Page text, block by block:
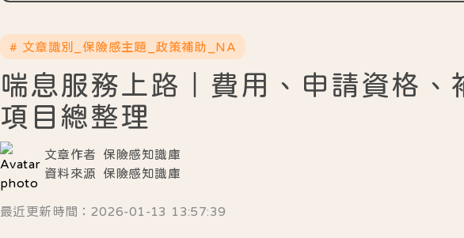
# 文章識別_保險感主題_政策補助_NA
喘息服務上路｜費用、申請資格、
項目總整理
文章作者
保險感知識庫
資料來源
保險感知識庫
最近更新時間：2026-01-13 13:57:39